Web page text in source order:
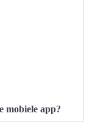
mobiele app?